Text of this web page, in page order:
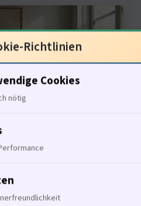
leiden unter
fördern.
Richtlinien
Cookies
nötig